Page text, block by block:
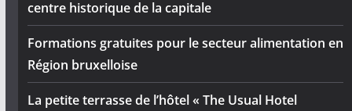
centre historique de la capitale
Formations gratuites pour le secteur alimentation en
Région bruxelloise
La petite terrasse de l’hôtel « The Usual Hotel